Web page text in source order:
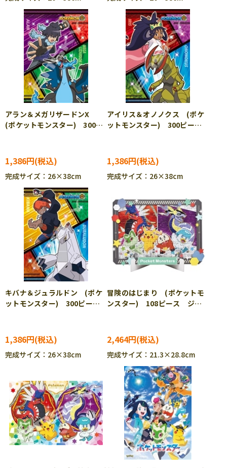
アラン＆メガリザードンX
(ポケットモンスター) 300ピ
1,386円
完成サイズ：26×38cm
アイリス＆オノノクス (ポケ
ットモンスター) 300ピー
1,386円
完成サイズ：26×38cm
キバナ＆ジュラルドン (ポケ
ットモンスター) 300ピー
1,386円
完成サイズ：26×38cm
冒険のはじまり (ポケットモ
ンスター) 108ピース ジグ
2,464円
完成サイズ：21.3×28.8cm